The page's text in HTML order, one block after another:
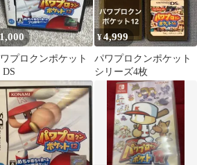
1,000
プロクンポケット
DS
¥4,999
パワプロクンポケット
シリーズ4枚